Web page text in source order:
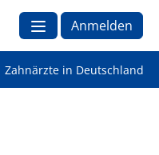
Anmelden
Zahnärzte in Deutschland: